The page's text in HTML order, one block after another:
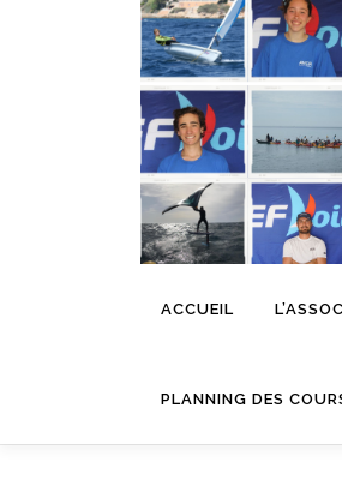
ACCUEIL
PLANNING DES